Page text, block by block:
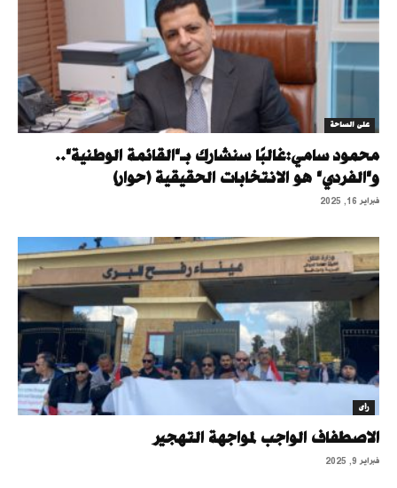
على الساحة
محمود سامي:غالبًا سنشارك بـ"القائمة الوطنية"..
و"الفردي" هو الانتخابات الحقيقية (حوار)
فبراير 16, 2025
رأى
الاصطفاف الواجب لمواجهة التهجير
فبراير 9, 2025